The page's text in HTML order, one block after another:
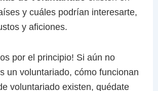
y cuáles podrían interesarte,
y aficiones.
por el principio! Si aún no
un voluntariado, cómo funcionan
voluntariado existen, quédate